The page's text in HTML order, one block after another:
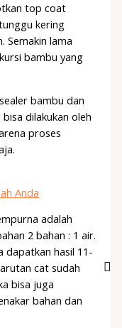
top coat
kering
Semakin lama
bambu yang
bambu dan
dilakukan oleh
proses
Anda
adalah
2 bahan : 1 air.
dapatkan hasil 11-
cat sudah
bisa juga
bahan dan